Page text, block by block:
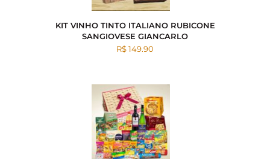
KIT VINHO TINTO ITALIANO RUBICONE
SANGIOVESE GIANCARLO
R$ 149.90